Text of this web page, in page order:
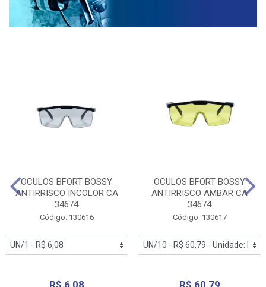
OCULOS BFORT BOSSY
ANTIRRISCO INCOLOR CA
34674
Código: 130616
R$ 6,08
OCULOS BFORT BOSSY
ANTIRRISCO AMBAR CA
34674
Código: 130617
R$ 60,79